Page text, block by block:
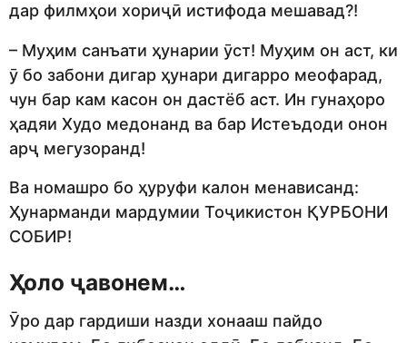
дар филмҳои хориҷӣ истифода мешавад?!
– Муҳим санъати ҳунарии ӯст! Муҳим он аст, ки
ӯ бо забони дигар ҳунари дигарро меофарад,
чун бар кам касон он дастёб аст. Ин гунаҳоро
ҳадяи Худо медонанд ва бар Истеъдоди онон
арҷ мегузоранд!
Ва номашро бо ҳуруфи калон менависанд:
Ҳунарманди мардумии Тоҷикистон ҚУРБОНИ
СОБИР!
Ҳоло ҷавонем…
Ӯро дар гардиши назди хонааш пайдо